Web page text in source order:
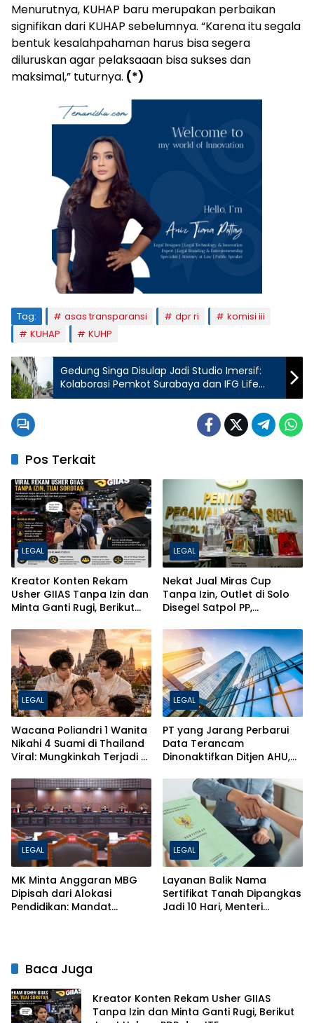
Menurutnya, KUHAP baru merupakan perbaikan
signifikan dari KUHAP sebelumnya. “Karena itu segala
bentuk kesalahpahaman harus bisa segera
diluruskan agar pelaksaaan bisa sukses dan
maksimal,” tuturnya. (*)
Tag: asas transparansi dpr ri
komisi iii
KUHAP
KUHP
Gedung Singa Disulap Jadi Studio Imersif:
Kolaborasi Pemkot Surabaya dan IFG Life
Hidupkan Kembali Warisan Sejarah
Pos Terkait
LEGAL
Kreator Konten Rekam
Usher GIIAS Tanpa Izin dan
Minta Ganti Rugi, Berikut
LEGAL
Nekat Jual Miras Cup
Tanpa Izin, Outlet di Solo
Disegel Satpol PP,
MB untuk Bisnis
LEGAL
Wacana Poliandri 1 Wanita
Nikahi 4 Suami di Thailand
Viral: Mungkinkah Terjadi di
Hukumnya!
LEGAL
PT yang Jarang Perbarui
Data Terancam
Dinonaktifkan Ditjen AHU,
LEGAL
MK Minta Anggaran MBG
Dipisah dari Alokasi
Pendidikan: Mandat
LEGAL
Layanan Balik Nama
Sertifikat Tanah Dipangkas
Jadi 10 Hari, Menteri
Baca Juga
Kreator Konten Rekam Usher GIIAS
Tanpa Izin dan Minta Ganti Rugi, Berikut